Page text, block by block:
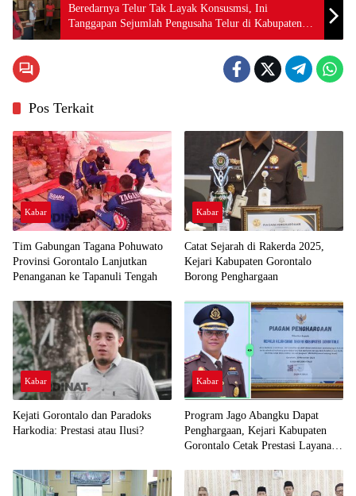
Beredarnya Telur Tak Layak Konsusmsi, Ini
Tanggapan Sejumlah Pengusaha Telur di Kabupaten
Gorontalo
Pos Terkait
Kabar
Tim Gabungan Tagana Pohuwato
Provinsi Gorontalo Lanjutkan
Penanganan ke Tapanuli Tengah
Kabar
Catat Sejarah di Rakerda 2025,
Kejari Kabupaten Gorontalo
Borong Penghargaan
Kabar
Kejati Gorontalo dan Paradoks
Harkodia: Prestasi atau Ilusi?
Kabar
Program Jago Abangku Dapat
Penghargaan, Kejari Kabupaten
Gorontalo Cetak Prestasi Layanan